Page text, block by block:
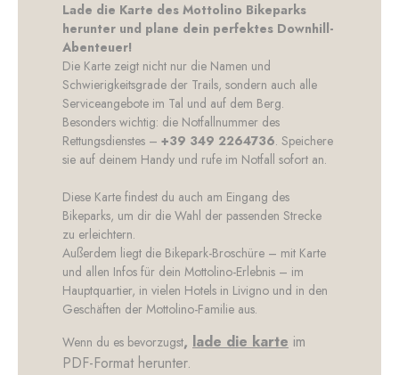
Lade die Karte des Mottolino Bikeparks
herunter und plane dein perfektes Downhill-
Abenteuer!
Die Karte zeigt nicht nur die Namen und
Schwierigkeitsgrade der Trails, sondern auch alle
Serviceangebote im Tal und auf dem Berg.
Besonders wichtig: die Notfallnummer des
Rettungsdienstes – +39 349 2264736. Speichere
sie auf deinem Handy und rufe im Notfall sofort an.
Diese Karte findest du auch am Eingang des
Bikeparks, um dir die Wahl der passenden Strecke
zu erleichtern.
Außerdem liegt die Bikepark-Broschüre – mit Karte
und allen Infos für dein Mottolino-Erlebnis – im
Hauptquartier, in vielen Hotels in Livigno und in den
Geschäften der Mottolino-Familie aus.
Wenn du es bevorzugst, lade die karte im
PDF-Format herunter.